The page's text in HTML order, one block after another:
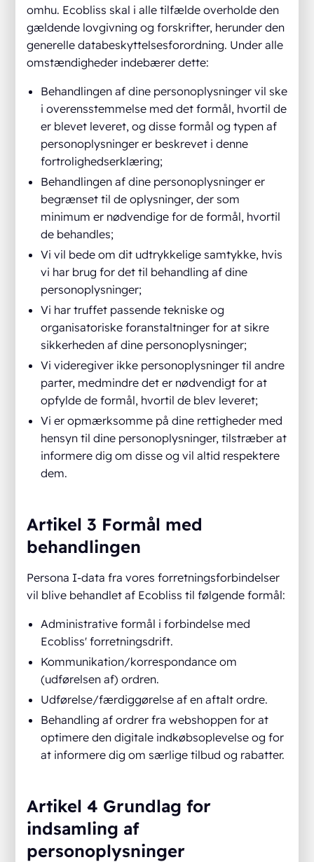
omhu. Ecobliss skal i alle tilfælde overholde den
gældende lovgivning og forskrifter, herunder den
generelle databeskyttelsesforordning. Under alle
omstændigheder indebærer dette:
Behandlingen af dine personoplysninger vil ske
i overensstemmelse med det formål, hvortil de
er blevet leveret, og disse formål og typen af
personoplysninger er beskrevet i denne
fortrolighedserklæring;
Behandlingen af dine personoplysninger er
begrænset til de oplysninger, der som
minimum er nødvendige for de formål, hvortil
de behandles;
Vi vil bede om dit udtrykkelige samtykke, hvis
vi har brug for det til behandling af dine
personoplysninger;
Vi har truffet passende tekniske og
organisatoriske foranstaltninger for at sikre
sikkerheden af dine personoplysninger;
Vi videregiver ikke personoplysninger til andre
parter, medmindre det er nødvendigt for at
opfylde de formål, hvortil de blev leveret;
Vi er opmærksomme på dine rettigheder med
hensyn til dine personoplysninger, tilstræber at
informere dig om disse og vil altid respektere
dem.
Artikel 3 Formål med
behandlingen
Persona I-data fra vores forretningsforbindelser
vil blive behandlet af Ecobliss til følgende formål:
Administrative formål i forbindelse med
Ecobliss' forretningsdrift.
Kommunikation/korrespondance om
(udførelsen af) ordren.
Udførelse/færdiggørelse af en aftalt ordre.
Behandling af ordrer fra webshoppen for at
optimere den digitale indkøbsoplevelse og for
at informere dig om særlige tilbud og rabatter.
Artikel 4 Grundlag for
indsamling af
personoplysninger